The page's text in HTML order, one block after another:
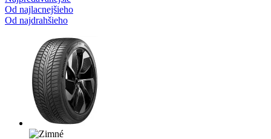
Od najlacnejšieho
Od najdrahšieho